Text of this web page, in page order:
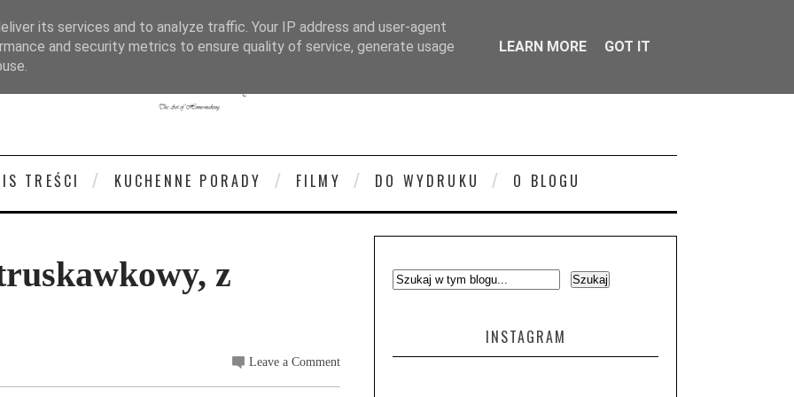
TREŚCI KUCHENNE PORADY FILMY DO WYDRUKU O BLOGU
z
Leave a Comment
INSTAGRAM
its services and to analyze traffic. Your IP address and user-agent
and security metrics to ensure quality of service, generate usage
LEARN MORE GOT IT